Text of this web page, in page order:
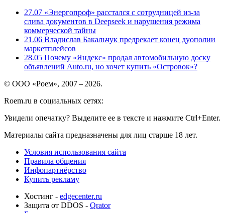
27.07 «Энергопроф» расстался с сотрудницей из-за
слива документов в Deepseek и нарушения режима
коммерческой тайны
21.06 Владислав Бакальчук предрекает конец дуополии
маркетплейсов
28.05 Почему «Яндекс» продал автомобильную доску
объявлений Auto.ru, но хочет купить «Островок»?
© ООО «Роем», 2007 – 2026.
Roem.ru в социальных сетях:
Увидели опечатку? Выделите ее в тексте и нажмите Ctrl+Enter.
Материалы сайта предназначены для лиц старше 18 лет.
Условия использования сайта
Правила общения
Инфопартнёрство
Купить рекламу
Хостинг - edgecenter.ru
Защита от DDOS - Qrator